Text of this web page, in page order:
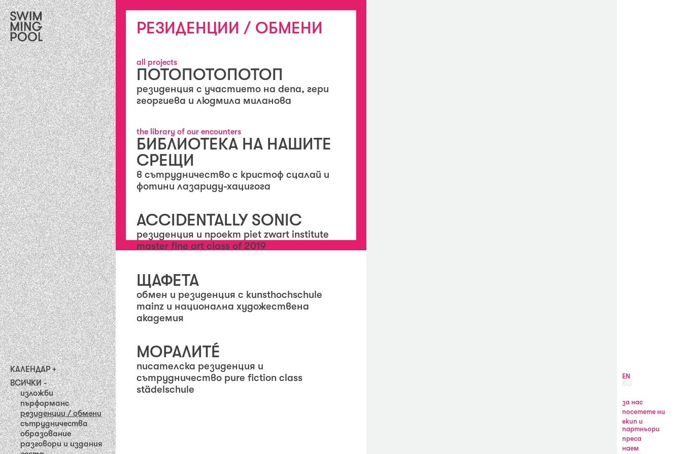
КАЛЕНДАР
предстоящи
2026
2025
2024
2023
2022
2021
2020
ВСИЧКИ
изложби
пърформанс
резиденции / обмени
сътрудничества
образование
разговори и издания
РЕЗИДЕНЦИИ / ОБМЕНИ
all projects
ПОТОПОТОПОТОП
резиденция с участието на dena, гери
георгиева и людмила миланова
the library of our encounters
БИБЛИОТЕКА НА НАШИТЕ
СРЕЩИ
в сътрудничество с кристоф сцалай и
фотини лазариду-хацигога
ACCIDENTALLY SONIC
резиденция и проект piet zwart institute
master fine art class of 2019
ЩАФЕТА
обмен и резиденция с kunsthochschule
mainz и национална художествена
академия
МОРАЛИТÉ
писателска резиденция и
сътрудничество pure fiction class
städelschule
EN
BG
за нас
посетете ни
екип и
партньори
преса
наем